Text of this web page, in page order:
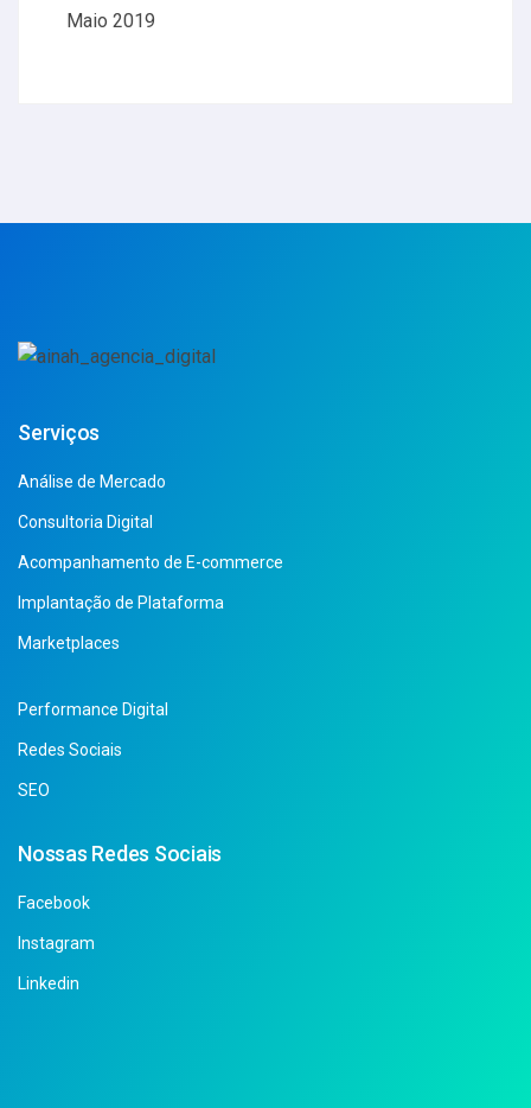
Maio 2019
Serviços
Análise de Mercado
Consultoria Digital
Acompanhamento de E-commerce
Implantação de Plataforma
Marketplaces
Performance Digital
Redes Sociais
SEO
Nossas Redes Sociais
Facebook
Instagram
Linkedin